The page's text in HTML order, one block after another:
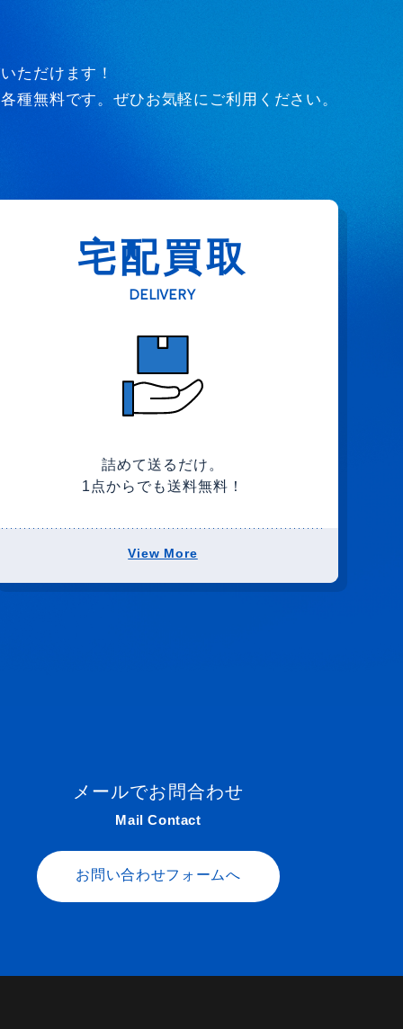
ただけます！
種無料です。ぜひお気軽にご利用ください。
宅配買取
DELIVERY
詰めて送るだけ。
1点からでも送料無料！
View More
メールでお問合わせ
Mail Contact
お問い合わせフォームへ